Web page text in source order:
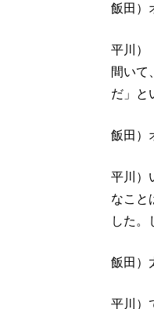
飯田）
平川）
間いて
だ」と
飯田）
平川）
なこと
した。
飯田）
平川）